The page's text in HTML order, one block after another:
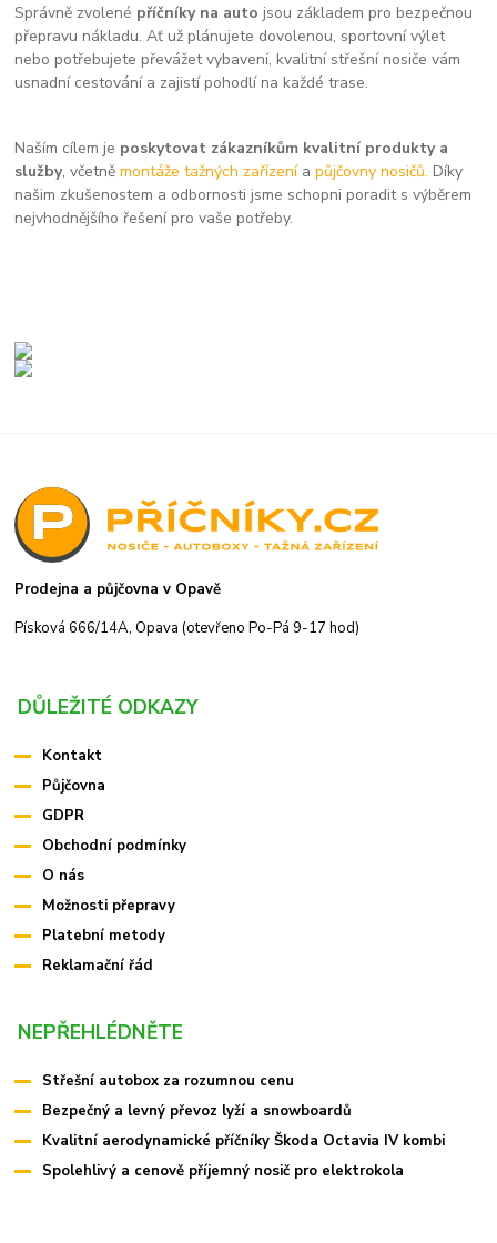
Správně zvolené příčníky na auto jsou základem pro bezpečnou
přepravu nákladu. Ať už plánujete dovolenou, sportovní výlet
nebo potřebujete převážet vybavení, kvalitní střešní nosiče vám
usnadní cestování a zajistí pohodlí na každé trase.
Naším cílem je poskytovat zákazníkům kvalitní produkty a
služby, včetněmontáže tažných zařízení apůjčovny nosičů. Díky
našim zkušenostem a odbornosti jsme schopni poradit s výběrem
nejvhodnějšího řešení pro vaše potřeby.
Prodejna a půjčovna v Opavě
Písková 666/14A, Opava (otevřeno Po-Pá 9-17 hod)
DŮLEŽITÉ ODKAZY
Kontakt
Půjčovna
GDPR
Obchodní podmínky
O nás
Možnosti přepravy
Platební metody
Reklamační řád
NEPŘEHLÉDNĚTE
Střešní autobox za rozumnou cenu
Bezpečný a levný převoz lyží a snowboardů
Kvalitní aerodynamické příčníky Škoda Octavia IV kombi
Spolehlivý a cenově příjemný nosič pro elektrokola